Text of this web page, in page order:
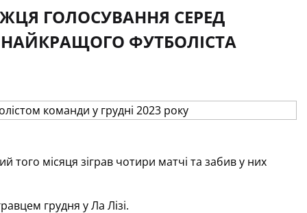
ГОЛОСУВАННЯ СЕРЕД
ФУТБОЛІСТА
того місяця зіграв чотири матчі та забив у них
грудня у Ла Лізі.